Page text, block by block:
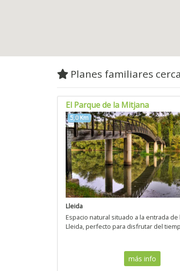
Planes familiares
El Parque de la Mitjana
5,0 Km
Lleida
Espacio natural situado a la entrada de
Lleida, perfecto para disfrutar del
más info